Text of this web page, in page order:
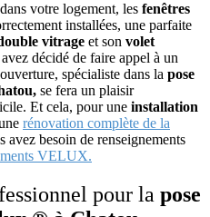
votre logement, les fenêtres
installées, une parfaite
vitrage et son volet
décidé de faire appel à un
spécialiste dans la pose
se fera un plaisir
Et cela, pour une installation
rénovation complète de la
avez besoin de renseignements
VELUX.
pour la pose